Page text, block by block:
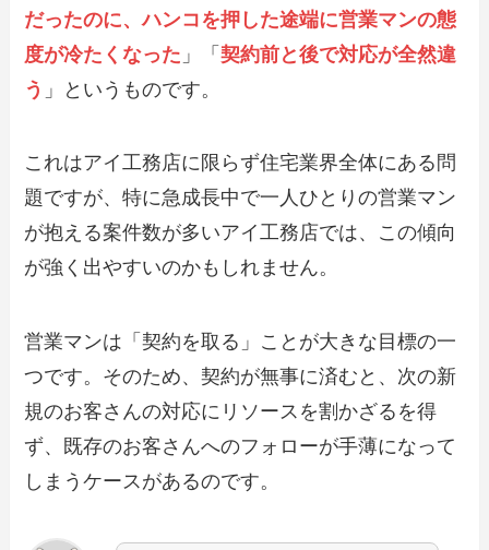
だったのに、ハンコを押した途端に営業マンの態
度が冷たくなった 」「契約前と後で対応が全然違
う 」というものです。
これはアイ工務店に限らず住宅業界全体にある問
題ですが、特に急成長中で一人ひとりの営業マン
が抱える案件数が多いアイ工務店では、この傾向
が強く出やすいのかもしれません。
営業マンは「契約を取る」ことが大きな目標の一
つです。そのため、契約が無事に済むと、次の新
規のお客さんの対応にリソースを割かざるを得
ず、既存のお客さんへのフォローが手薄になって
しまうケースがあるのです。